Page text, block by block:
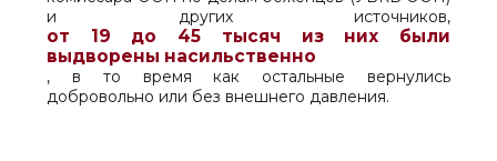
и других источников,
от 19 до 45 тысяч из них были
выдворены насильственно
, в то время как остальные вернулись
добровольно или без внешнего давления.